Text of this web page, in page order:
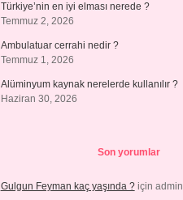
Türkiye’nin en iyi elması nerede ?
Temmuz 2, 2026
Ambulatuar cerrahi nedir ?
Temmuz 1, 2026
Alüminyum kaynak nerelerde kullanılır ?
Haziran 30, 2026
Son yorumlar
Gulgun Feyman kaç yaşında ?için admin